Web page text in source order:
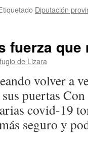
Diputación
fuerza que
de Lizara
volver a
puertas
covid-19
seguro y